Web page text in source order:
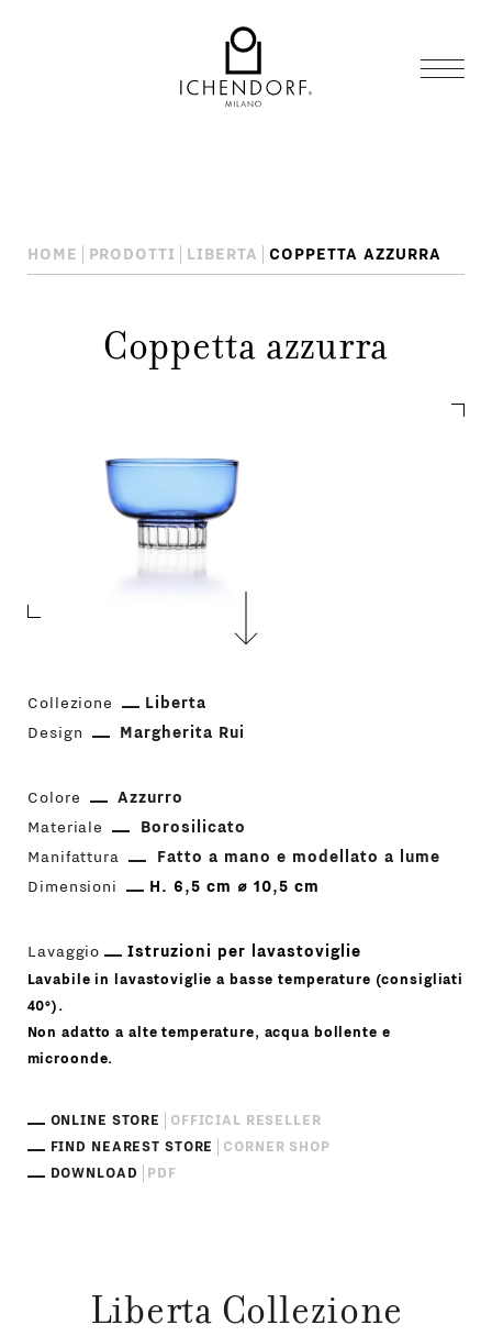
HOME PRODOTTI LIBERTA COPPETTA AZZURRA
Coppetta azzurra
Collezione
Liberta
Design
Margherita Rui
Colore
Azzurro
Materiale
Borosilicato
Manifattura
Fatto a mano e modellato a lume
Dimensioni
H. 6,5 cm ⌀ 10,5 cm
Lavaggio Istruzioni per lavastoviglie
Lavabile in lavastoviglie a basse temperature (consigliati
40°).
Non adatto a alte temperature, acqua bollente e
microonde.
ONLINE STORE
OFFICIAL RESELLER
FIND NEAREST STORE
CORNER SHOP
DOWNLOAD
PDF
Liberta Collezione